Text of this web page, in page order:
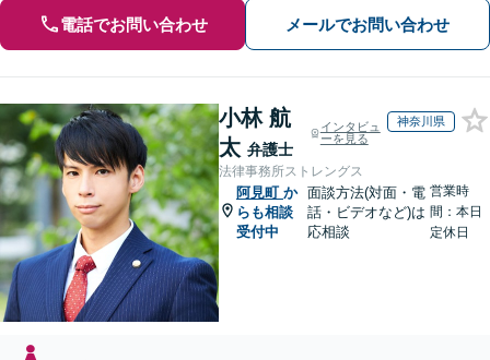
電話でお問い合わせ メールでお問い合わせ
小林 航
太 弁護士
インタビュ
ーを見る
神奈川県
法律事務所ストレングス
阿見町 か
らも相談
受付中
面談方法(対面・電
話・ビデオなど)は
応相談
営業時
間：本日
定休日